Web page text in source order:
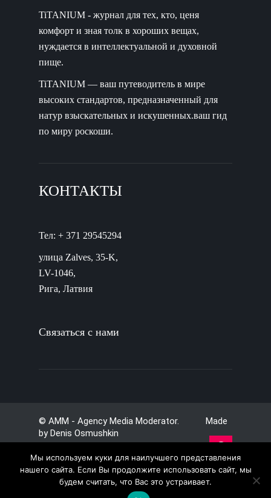
TiTANIUM - журнал для тех, кто, ценя
комфорт и зная толк в хороших вещах,
нуждается в интеллектуальной и духовной
пище.
TiTANIUM — ваш путеводитель в мире
высоких стандартов, предназначенный для
натур взыскательных и искушенных.ваш гид
по миру роскоши.
КОНТАКТЫ
Тел: + 371 29545294
улица Zalves, 35-K,
LV-1046,
Рига, Латвия
Связаться с нами
© AMM - Agency Media Moderator. Made
byDenis Osmushkin
Мы используем куки для наилучшего представления
нашего сайта. Если Вы продолжите использовать сайт, мы
будем считать, что Вас это устраивает.